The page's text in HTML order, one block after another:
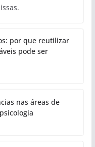
por que reutilizar
pode ser
nas áreas de